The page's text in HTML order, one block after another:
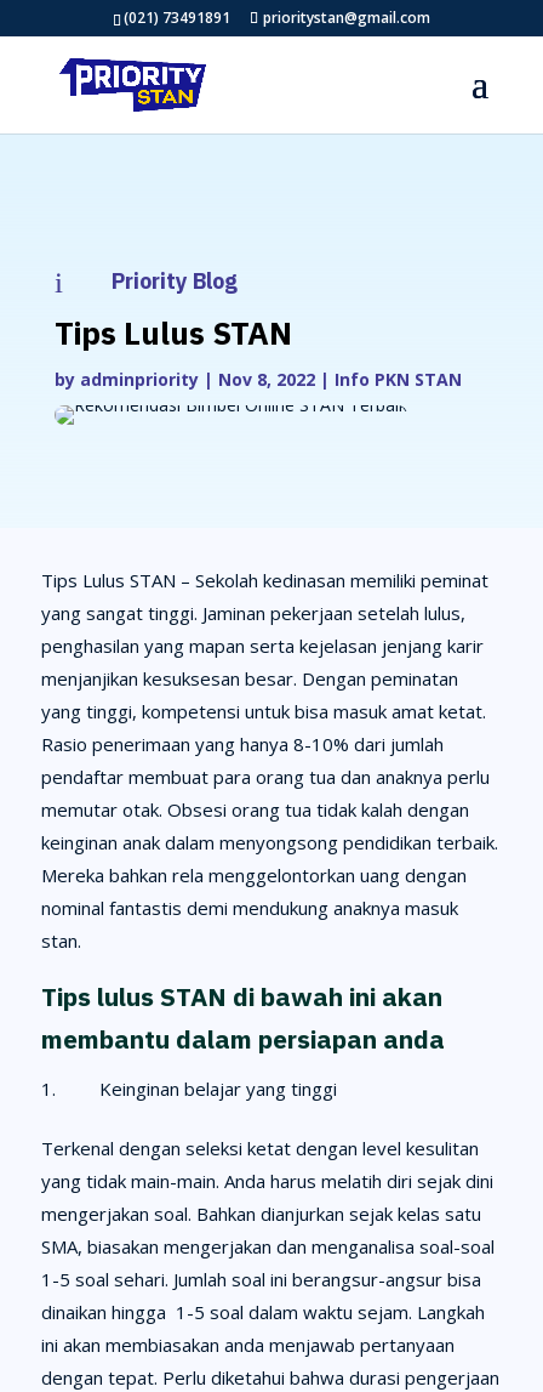
(021) 73491891 prioritystan@gmail.com
i Priority Blog
Tips Lulus STAN
by adminpriority| Nov 8, 2022| Info PKN STAN
Tips Lulus STAN – Sekolah kedinasan memiliki peminat
yang sangat tinggi. Jaminan pekerjaan setelah lulus,
penghasilan yang mapan serta kejelasan jenjang karir
menjanjikan kesuksesan besar. Dengan peminatan
yang tinggi, kompetensi untuk bisa masuk amat ketat.
Rasio penerimaan yang hanya 8-10% dari jumlah
pendaftar membuat para orang tua dan anaknya perlu
memutar otak. Obsesi orang tua tidak kalah dengan
keinginan anak dalam menyongsong pendidikan terbaik.
Mereka bahkan rela menggelontorkan uang dengan
nominal fantastis demi mendukung anaknya masuk
stan.
Tips lulus STAN di bawah ini akan
membantu dalam persiapan anda
Keinginan belajar yang tinggi
Terkenal dengan seleksi ketat dengan level kesulitan
yang tidak main-main. Anda harus melatih diri sejak dini
mengerjakan soal. Bahkan dianjurkan sejak kelas satu
SMA, biasakan mengerjakan dan menganalisa soal-soal
1-5 soal sehari. Jumlah soal ini berangsur-angsur bisa
dinaikan hingga 1-5 soal dalam waktu sejam. Langkah
ini akan membiasakan anda menjawab pertanyaan
dengan tepat. Perlu diketahui bahwa durasi pengerjaan